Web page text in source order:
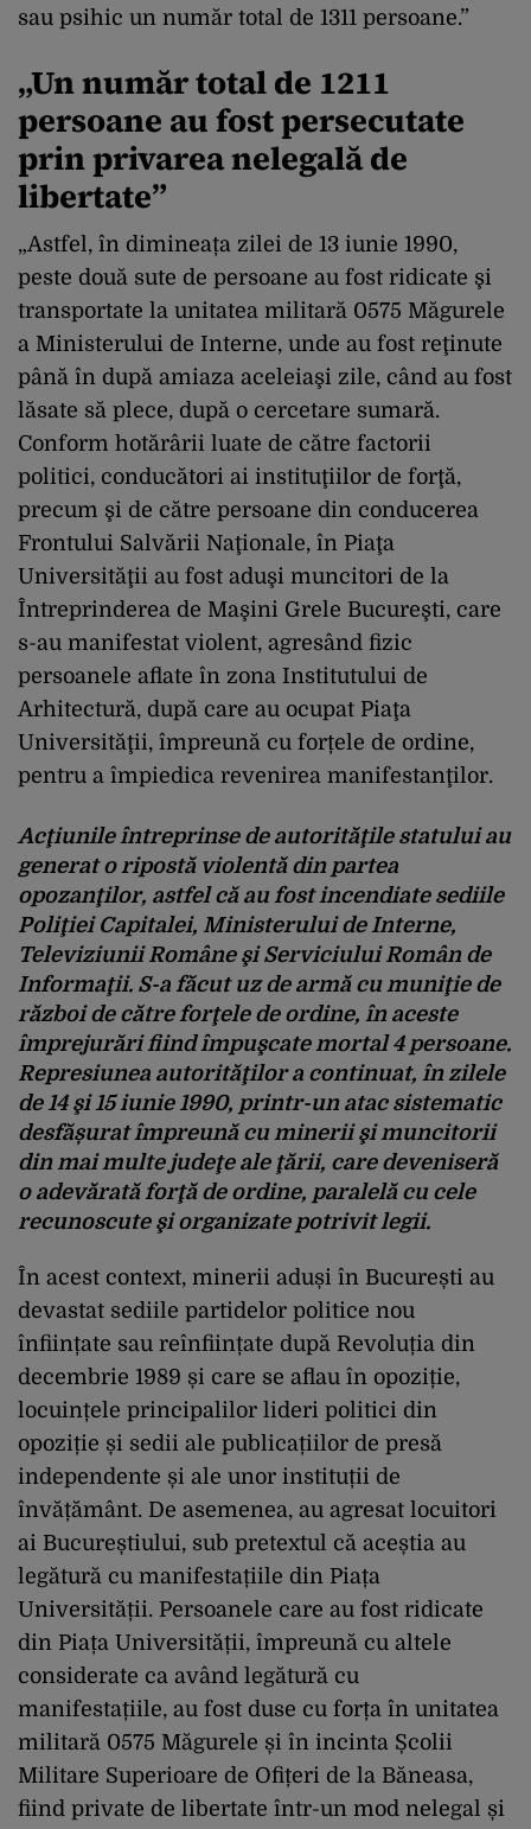
sau psihic un număr total de 1311 persoane.”
„Un număr total de 1211
persoane au fost persecutate
prin privarea nelegală de
libertate”
„Astfel, în dimineața zilei de 13 iunie 1990,
peste două sute de persoane au fost ridicate şi
transportate la unitatea militară 0575 Măgurele
a Ministerului de Interne, unde au fost reţinute
până în după amiaza aceleiaşi zile, când au fost
lăsate să plece, după o cercetare sumară.
Conform hotărârii luate de către factorii
politici, conducători ai instituţiilor de forţă,
precum şi de către persoane din conducerea
Frontului Salvării Naţionale, în Piaţa
Universităţii au fost aduşi muncitori de la
Întreprinderea de Maşini Grele Bucureşti, care
s-au manifestat violent, agresând fizic
persoanele aflate în zona Institutului de
Arhitectură, după care au ocupat Piaţa
Universităţii, împreună cu forțele de ordine,
pentru a împiedica revenirea manifestanţilor.
Acţiunile întreprinse de autorităţile statului au
generat o ripostă violentă din partea
opozanţilor, astfel că au fost incendiate sediile
Poliţiei Capitalei, Ministerului de Interne,
Televiziunii Române şi Serviciului Român de
Informaţii. S-a făcut uz de armă cu muniţie de
război de către forţele de ordine, în aceste
împrejurări fiind împuşcate mortal 4 persoane.
Represiunea autorităţilor a continuat, în zilele
de 14 şi 15 iunie 1990, printr-un atac sistematic
desfășurat împreună cu minerii şi muncitorii
din mai multe judeţe ale ţării, care deveniseră
o adevărată forţă de ordine, paralelă cu cele
recunoscute şi organizate potrivit legii.
În acest context, minerii aduși în București au
devastat sediile partidelor politice nou
înființate sau reînființate după Revoluția din
decembrie 1989 și care se aflau în opoziție,
locuințele principalilor lideri politici din
opoziție și sedii ale publicațiilor de presă
independente și ale unor instituții de
învățământ. De asemenea, au agresat locuitori
ai Bucureștiului, sub pretextul că aceștia au
legătură cu manifestațiile din Piața
Universității. Persoanele care au fost ridicate
din Piața Universității, împreună cu altele
considerate ca având legătură cu
manifestațiile, au fost duse cu forța în unitatea
militară 0575 Măgurele și în incinta Școlii
Militare Superioare de Ofițeri de la Băneasa,
fiind private de libertate într-un mod nelegal și